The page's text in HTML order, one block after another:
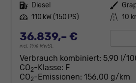
Kraftstoff Diesel Außenfarbe
Leistung 110 kW (150 PS) Kilometerstand 10
36.839,– €
incl. 19% MwSt.
Verbrauch kombiniert: 5,90 l/
CO2-Klasse: F
CO2-Emissionen: 156,00 g/km